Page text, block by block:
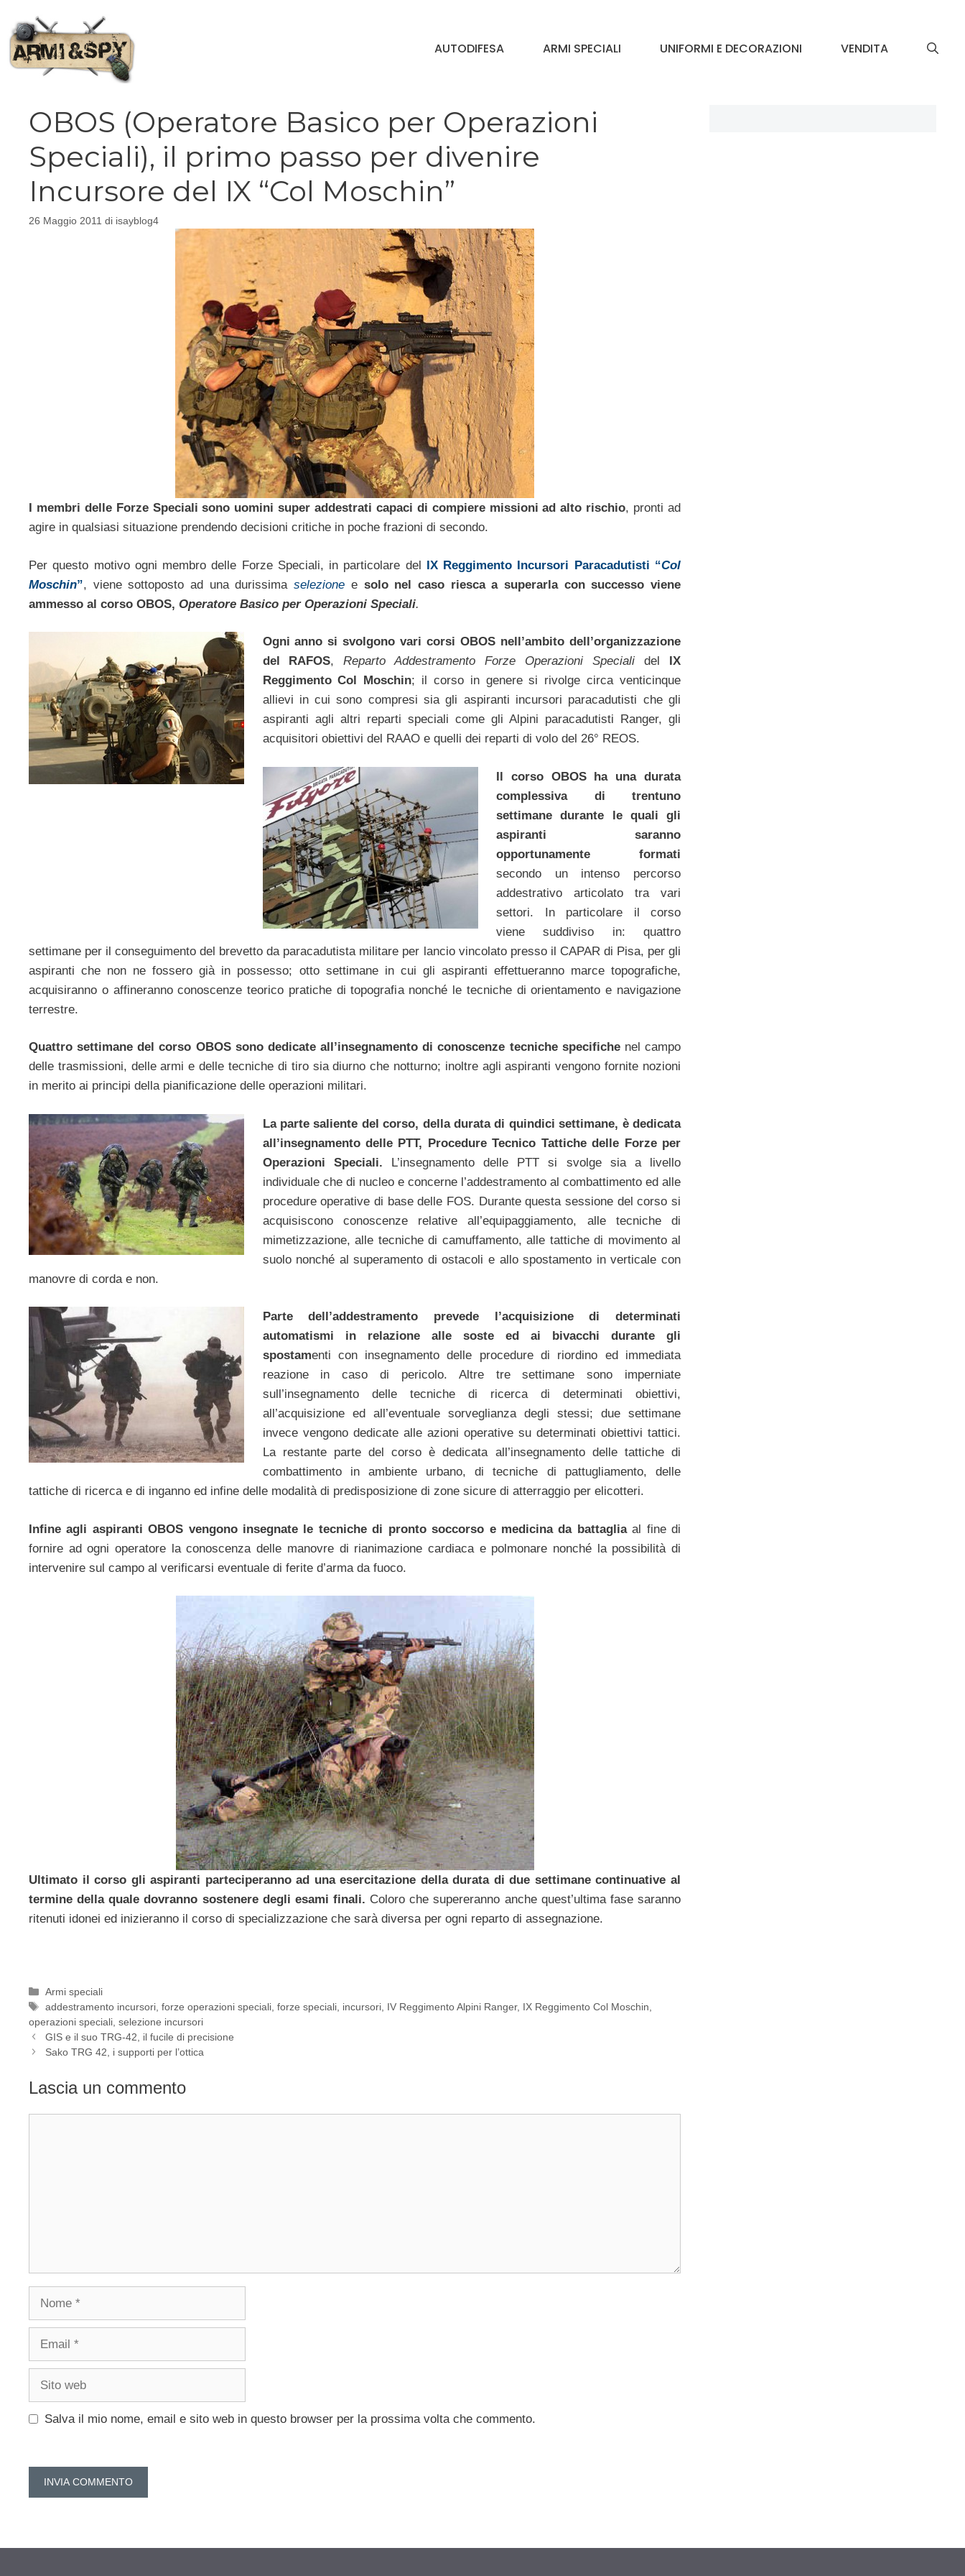
contenuto
AUTODIFESA ARMI SPECIALI UNIFORMI E DECORAZIONI VENDITA
OBOS (Operatore Basico per Operazioni
Speciali), il primo passo per divenire
Incursore del IX “Col Moschin”
26 Maggio 2011 di isayblog4
I membri delle Forze Speciali sono uomini super addestrati capaci di compiere missioni ad alto rischio, pronti ad
agire in qualsiasi situazione prendendo decisioni critiche in poche frazioni di secondo.
Per questo motivo ogni membro delle Forze Speciali, in particolare del IX Reggimento Incursori Paracadutisti “Col
Moschin”, viene sottoposto ad una durissimaselezione e solo nel caso riesca a superarla con successo viene
ammesso al corso OBOS, Operatore Basico per Operazioni Speciali.
Ogni anno si svolgono vari corsi OBOS nell’ambito dell’organizzazione
del RAFOS,Reparto Addestramento Forze Operazioni Speciali del IX
Reggimento Col Moschin; il corso in genere si rivolge circa venticinque
allievi in cui sono compresi sia gli aspiranti incursori paracadutisti che gli
aspiranti agli altri reparti speciali come gli Alpini paracadutisti Ranger, gli
acquisitori obiettivi del RAAO e quelli dei reparti di volo del 26° REOS.
Il corso OBOS ha una durata
complessiva di trentuno
settimane durante le quali gli
aspiranti saranno
opportunamente formati
secondo un intenso percorso
addestrativo articolato tra vari
settori. In particolare il corso
viene suddiviso in: quattro
settimane per il conseguimento del brevetto da paracadutista militare per lancio vincolato presso il CAPAR di Pisa, per gli
aspiranti che non ne fossero già in possesso; otto settimane in cui gli aspiranti effettueranno marce topografiche,
acquisiranno o affineranno conoscenze teorico pratiche di topografia nonché le tecniche di orientamento e navigazione
terrestre.
Quattro settimane del corso OBOS sono dedicate all’insegnamento di conoscenze tecniche specifichenel campo
delle trasmissioni, delle armi e delle tecniche di tiro sia diurno che notturno; inoltre agli aspiranti vengono fornite nozioni
in merito ai principi della pianificazione delle operazioni militari.
La parte saliente del corso, della durata di quindici settimane, è dedicata
all’insegnamento delle PTT, Procedure Tecnico Tattiche delle Forze per
Operazioni Speciali. L’insegnamento delle PTT si svolge sia a livello
individuale che di nucleo e concerne l’addestramento al combattimento ed alle
procedure operative di base delle FOS. Durante questa sessione del corso si
acquisiscono conoscenze relative all’equipaggiamento, alle tecniche di
mimetizzazione, alle tecniche di camuffamento, alle tattiche di movimento al
suolo nonché al superamento di ostacoli e allo spostamento in verticale con
manovre di corda e non.
Parte dell’addestramento prevede l’acquisizione di determinati
automatismi in relazione alle soste ed ai bivacchi durante gli
spostamenti con insegnamento delle procedure di riordino ed immediata
reazione in caso di pericolo. Altre tre settimane sono imperniate
sull’insegnamento delle tecniche di ricerca di determinati obiettivi,
all’acquisizione ed all’eventuale sorveglianza degli stessi; due settimane
invece vengono dedicate alle azioni operative su determinati obiettivi tattici.
La restante parte del corso è dedicata all’insegnamento delle tattiche di
combattimento in ambiente urbano, di tecniche di pattugliamento, delle
tattiche di ricerca e di inganno ed infine delle modalità di predisposizione di zone sicure di atterraggio per elicotteri.
Infine agli aspiranti OBOS vengono insegnate le tecniche di pronto soccorso e medicina da battagliaal fine di
fornire ad ogni operatore la conoscenza delle manovre di rianimazione cardiaca e polmonare nonché la possibilità di
intervenire sul campo al verificarsi eventuale di ferite d’arma da fuoco.
Ultimato il corso gli aspiranti parteciperanno ad una esercitazione della durata di due settimane continuative al
termine della quale dovranno sostenere degli esami finali. Coloro che supereranno anche quest’ultima fase saranno
ritenuti idonei ed inizieranno il corso di specializzazione che sarà diversa per ogni reparto di assegnazione.
Categorie
Armi speciali
Tag
addestramento incursori ,forze operazioni speciali ,forze speciali incursori IV Reggimento Alpini Ranger, IX Reggimento Col Moschin
operazioni speciali selezione incursori
GIS e il suo TRG-42, il fucile di precisione
Sako TRG 42, i supporti per l’ottica
Lascia un commento
Nome
Email
Sito
Salva il mio nome, email e sito web in questo browser per la prossima volta che commento.